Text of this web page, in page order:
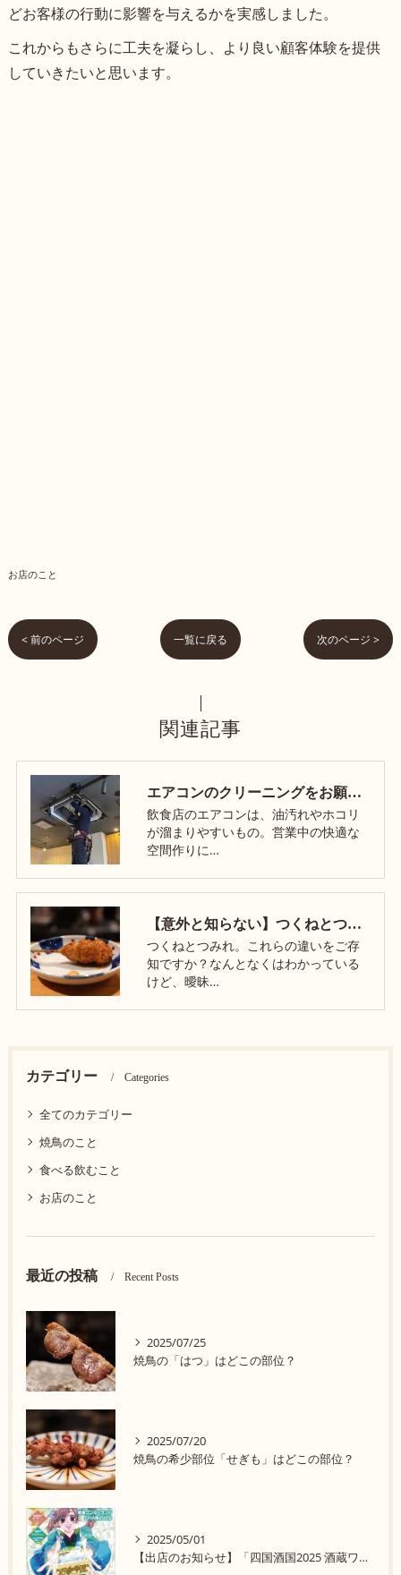
どお客様の行動に影響を与えるかを実感しました。
これからもさらに工夫を凝らし、より良い顧客体験を提供
していきたいと思います。
お店のこと
< 前のページ 一覧に戻る 次のページ >
関連記事
エアコンのクリーニングをお願いしました！
飲食店のエアコンは、油汚れやホコリ
が溜まりやすいもの。営業中の快適な
空間作りに…
【意外と知らない】つくねとつみれ、なにが違う？｜大阪 淡路の炭火焼鳥屋 焼鳥ぴーすけ
つくねとつみれ。これらの違いをご存
知ですか？なんとなくはわかっている
けど、曖昧…
カテゴリー Categories
全てのカテゴリー
焼鳥のこと
食べる飲むこと
お店のこと
最近の投稿 Recent Posts
2025/07/25
焼鳥の「はつ」はどこの部位？
2025/07/20
焼鳥の希少部位「せぎも」はどこの部位？
2025/05/01
【出店のお知らせ】「四国酒国2025 酒蔵ワンダーランド in 大阪」に参加します！